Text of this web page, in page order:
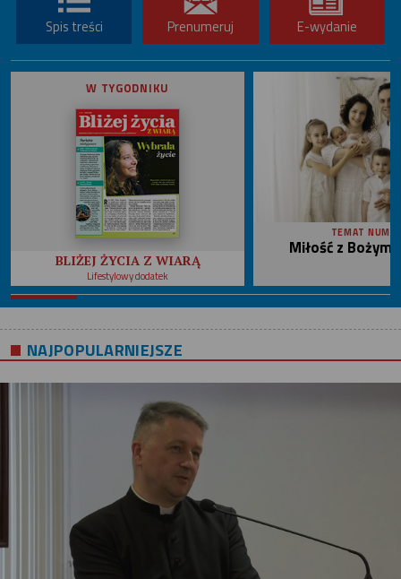
Spis treści Prenumeruj E-wydanie
W TYGODNIKU
BLIŻEJ ŻYCIA Z WIARĄ
Lifestylowy dodatek
TEMAT
Miłość z
NAJPOPULARNIEJSZE